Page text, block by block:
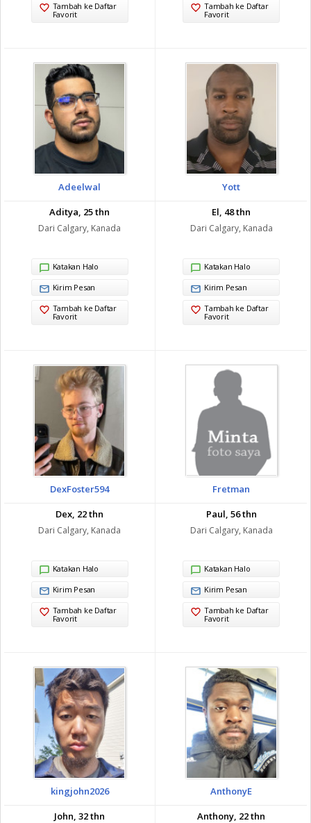
Tambah ke Daftar
Favorit
Tambah ke Daftar
Favorit
Adeelwal
Aditya, 25 thn
Dari Calgary, Kanada
Katakan Halo
Kirim Pesan
Tambah ke Daftar
Favorit
Yott
El, 48 thn
Dari Calgary, Kanada
Katakan Halo
Kirim Pesan
Tambah ke Daftar
Favorit
DexFoster594
Dex, 22 thn
Dari Calgary, Kanada
Katakan Halo
Kirim Pesan
Tambah ke Daftar
Favorit
Fretman
Paul, 56 thn
Dari Calgary, Kanada
Katakan Halo
Kirim Pesan
Tambah ke Daftar
Favorit
kingjohn2026
John, 32 thn
AnthonyE
Anthony, 22 thn